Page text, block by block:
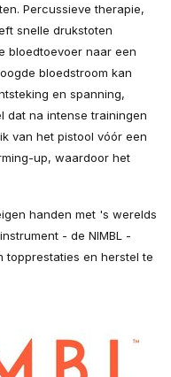
Percussieve therapie,
snelle drukstoten
bloedtoevoer naar een
bloedstroom kan
en spanning,
dat na intense trainingen
van het pistool vóór een
up, waardoor het
handen met 's werelds
- de NIMBL -
topprestaties en herstel te